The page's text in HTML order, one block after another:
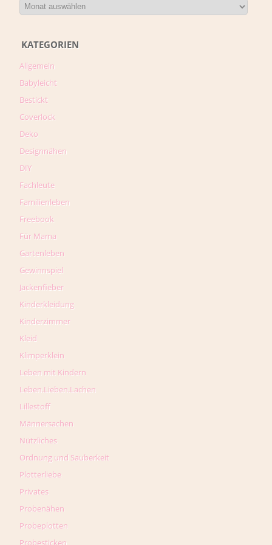
KATEGORIEN
Allgemein
Babyleicht
Bestickt
Coverlock
Deko
Designnähen
DIY
Fachleute
Familienleben
Freebook
Für Mama
Gartenleben
Gewinnspiel
Jackenfieber
Kinderkleidung
Kinderzimmer
Kleid
Klimperklein
Leben mit Kindern
Leben.Lieben.Lachen
Lillestoff
Männersachen
Nützliches
Ordnung und Sauberkeit
Plotterliebe
Privates
Probenähen
Probeplotten
Probesticken